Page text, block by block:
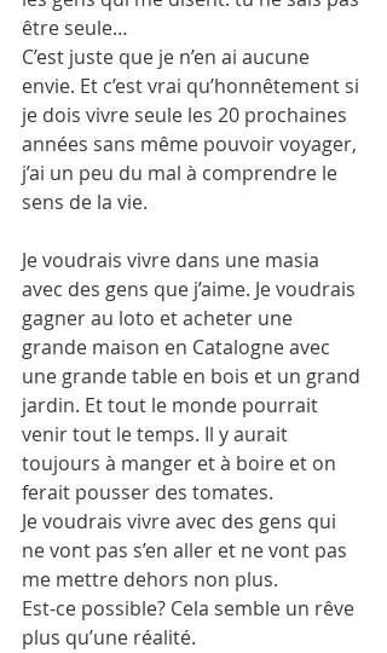
être seule…
C’est juste que je n’en ai aucune
envie. Et c’est vrai qu’honnêtement si
je dois vivre seule les 20 prochaines
années sans même pouvoir voyager,
j’ai un peu du mal à comprendre le
sens de la vie.
Je voudrais vivre dans une masia
avec des gens que j’aime. Je voudrais
gagner au loto et acheter une
grande maison en Catalogne avec
une grande table en bois et un grand
jardin. Et tout le monde pourrait
venir tout le temps. Il y aurait
toujours à manger et à boire et on
ferait pousser des tomates.
Je voudrais vivre avec des gens qui
ne vont pas s’en aller et ne vont pas
me mettre dehors non plus.
Est-ce possible? Cela semble un rêve
plus qu’une réalité.